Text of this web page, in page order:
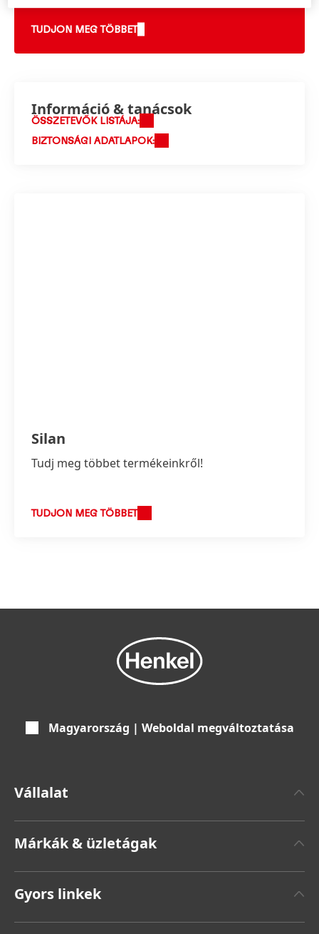
TUDJON MEG TÖBBET
Információ & tanácsok
ÖSSZETEVŐK LISTÁJA:
BIZTONSÁGI ADATLAPOK:
Silan
Tudj meg többet termékeinkről!
TUDJON MEG TÖBBET
Magyarország | Weboldal megváltoztatása
Vállalat
Sajtóközlemények
Éves jelentés
Márkák & üzletágak
Gyors linkek